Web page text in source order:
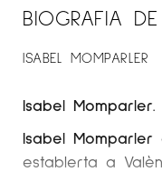
BIOGRAFIA
ISABEL MOMPARLER
Isabel Momparler.
Isabel Momparler
establerta a